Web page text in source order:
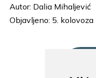
Autor: Dalia Mihaljević
Objavljeno: 5. kolovoza